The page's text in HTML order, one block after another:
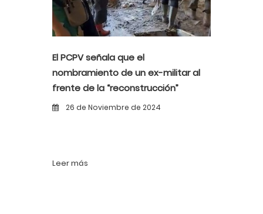
El PCPV señala que el
nombramiento de un ex-militar al
frente de la “reconstrucción”
demuestra la incompetencia del
26 de Noviembre de 2024
Leer más